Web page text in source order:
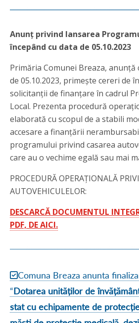
Anunț privind lansarea
începând cu data de 05.10.2023
Primăria Comunei Breaza, anunță
de 05.10.2023, primește cereri de
solicitanții de finanțare în cadrul
Local. Prezenta procedură
elaborată cu scopul de a stabili
accesare a finanțării
programului privind casarea
care au o vechime egală sau mai
PROCEDURĂ OPERAȚIONALĂ
AUTOVEHICULELOR:
DESCARCĂ DOCUMENTUL
PDF, DE AICI.
Comuna Breaza anunta
“Dotarea unităților de
stat cu echipamente de